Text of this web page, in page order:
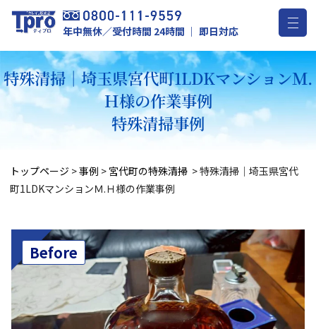
年中無休／受付時間 24時間 ｜ 即日対応
特殊清掃｜埼玉県宮代町1LDKマンションＭ.
Ｈ様の作業事例
特殊清掃事例
トップページ >事例 > 宮代町の特殊清掃 >特殊清掃｜埼玉県宮代
町1LDKマンションＭ.Ｈ様の作業事例
Before